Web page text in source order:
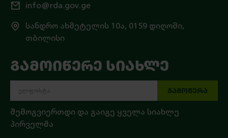
info@rda.gov.ge
სანდრო ახმეტელის 10ა, 0159 დიღომი,
თბილისი
ᲒᲐᲛᲝᲘᲬᲔᲠᲔ ᲡᲘᲐᲮᲚᲔ
ᲒᲐᲛᲝᲬᲔᲠᲐ
შემოგვიერთდი და გაიგე ყველა სიახლე
პირველმა